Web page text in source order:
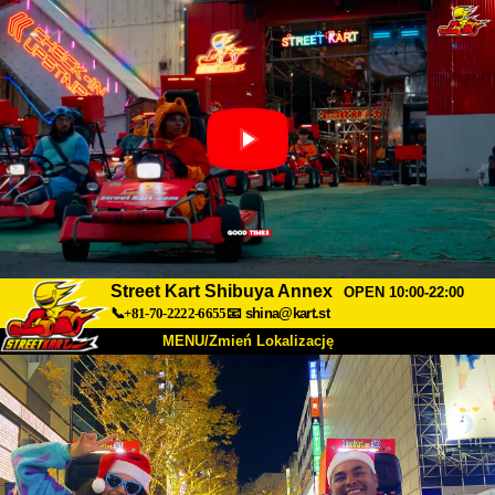
Street Kart Shibuya Annex
OPEN 10:00-22:00
📞+81-70-2222-6655📧 shina@kart.st
MENU/Zmień Lokalizację
O nas Specyfikacja Cena
Dojazd Opinie FAQ